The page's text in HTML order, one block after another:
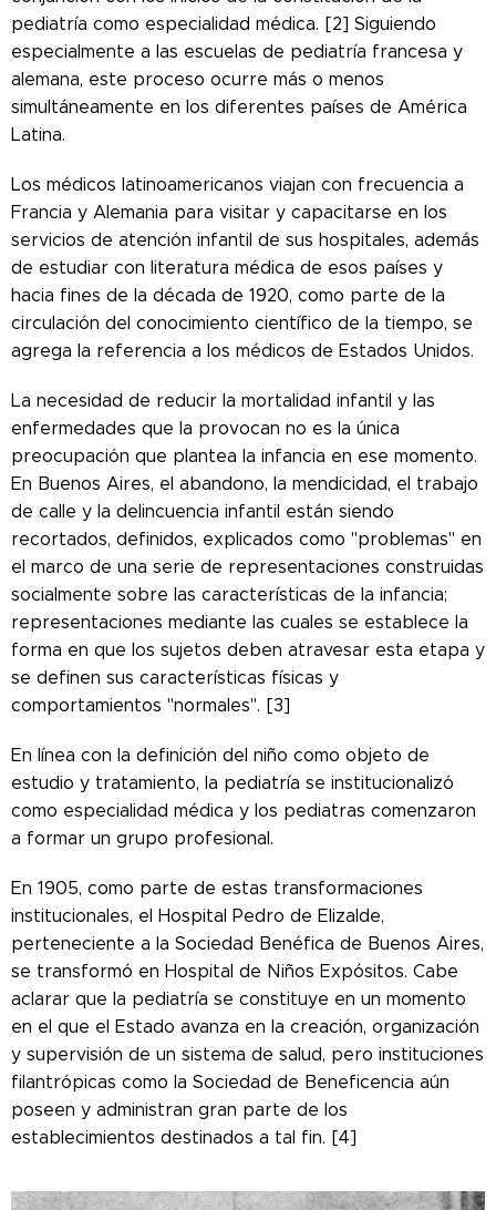
pediatría como especialidad médica. [2] Siguiendo
especialmente a las escuelas de pediatría francesa y
alemana, este proceso ocurre más o menos
simultáneamente en los diferentes países de América
Latina.
Los médicos latinoamericanos viajan con frecuencia a
Francia y Alemania para visitar y capacitarse en los
servicios de atención infantil de sus hospitales, además
de estudiar con literatura médica de esos países y
hacia fines de la década de 1920, como parte de la
circulación del conocimiento científico de la tiempo, se
agrega la referencia a los médicos de Estados Unidos.
La necesidad de reducir la mortalidad infantil y las
enfermedades que la provocan no es la única
preocupación que plantea la infancia en ese momento.
En Buenos Aires, el abandono, la mendicidad, el trabajo
de calle y la delincuencia infantil están siendo
recortados, definidos, explicados como "problemas" en
el marco de una serie de representaciones construidas
socialmente sobre las características de la infancia;
representaciones mediante las cuales se establece la
forma en que los sujetos deben atravesar esta etapa y
se definen sus características físicas y
comportamientos "normales". [3]
En línea con la definición del niño como objeto de
estudio y tratamiento, la pediatría se institucionalizó
como especialidad médica y los pediatras comenzaron
a formar un grupo profesional.
En 1905, como parte de estas transformaciones
institucionales, el Hospital Pedro de Elizalde,
perteneciente a la Sociedad Benéfica de Buenos Aires,
se transformó en Hospital de Niños Expósitos. Cabe
aclarar que la pediatría se constituye en un momento
en el que el Estado avanza en la creación, organización
y supervisión de un sistema de salud, pero instituciones
filantrópicas como la Sociedad de Beneficencia aún
poseen y administran gran parte de los
establecimientos destinados a tal fin. [4]